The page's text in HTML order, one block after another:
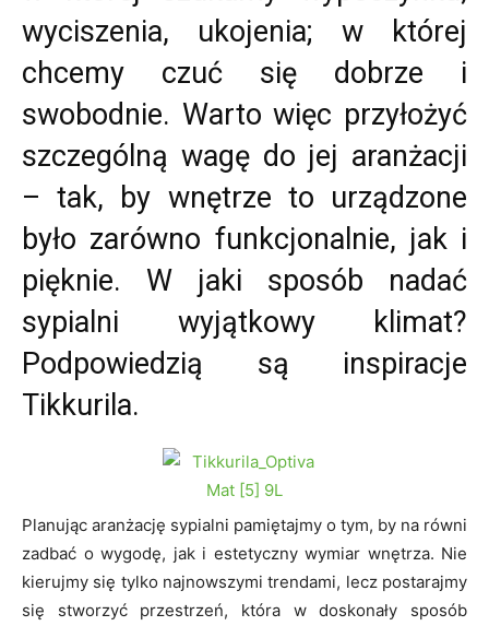
wyciszenia, ukojenia; w której
chcemy czuć się dobrze i
swobodnie. Warto więc przyłożyć
szczególną wagę do jej aranżacji
– tak, by wnętrze to urządzone
było zarówno funkcjonalnie, jak i
pięknie. W jaki sposób nadać
sypialni wyjątkowy klimat?
Podpowiedzią są inspiracje
Tikkurila.
Planując aranżację sypialni pamiętajmy o tym, by na równi
zadbać o wygodę, jak i estetyczny wymiar wnętrza. Nie
kierujmy się tylko najnowszymi trendami, lecz postarajmy
się stworzyć przestrzeń, która w doskonały sposób